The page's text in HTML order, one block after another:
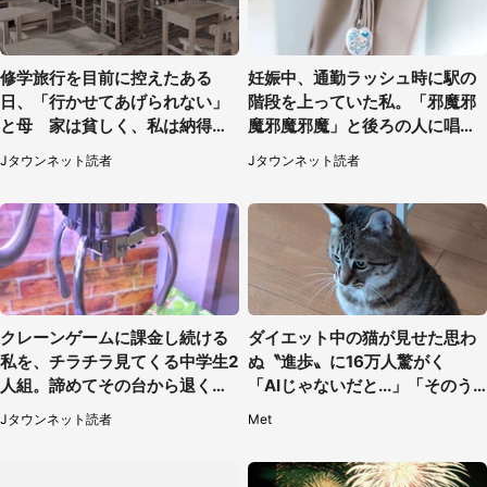
修学旅行を目前に控えたある
日、「行かせてあげられない」
と母 家は貧しく、私は納得し
たけれど...（北海道・70代以上
女性）
Jタウンネット読者
妊娠中、通勤ラッシュ時に駅の
階段を上っていた私。「邪魔邪
魔邪魔邪魔」と後ろの人に唱え
られて（神奈川県・30代女性）
Jタウンネット読者
クレーンゲームに課金し続ける
私を、チラチラ見てくる中学生2
人組。諦めてその台から退く
と、後ろから声が（東京都・40
代女性）
Jタウンネット読者
ダイエット中の猫が見せた思わ
ぬ〝進歩〟に16万人驚がく
「AIじゃないだと...」「そのう
ち喋りそう」
Met